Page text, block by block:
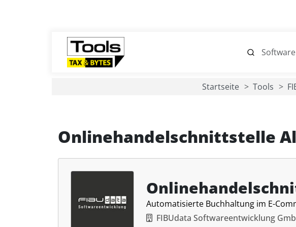
Startseite Tools
Onlinehandelschnittstelle
Automatisierte Buchhaltung im E-
FIBUdata Softwareentwicklung